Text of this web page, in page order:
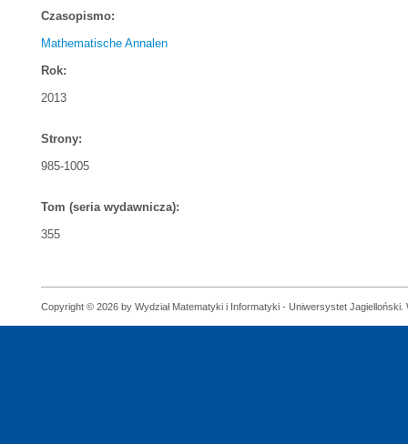
Czasopismo:
Mathematische Annalen
Rok:
2013
Strony:
985-1005
Tom (seria wydawnicza):
355
Copyright © 2026 by Wydział Matematyki i Informatyki - Uniwersystet